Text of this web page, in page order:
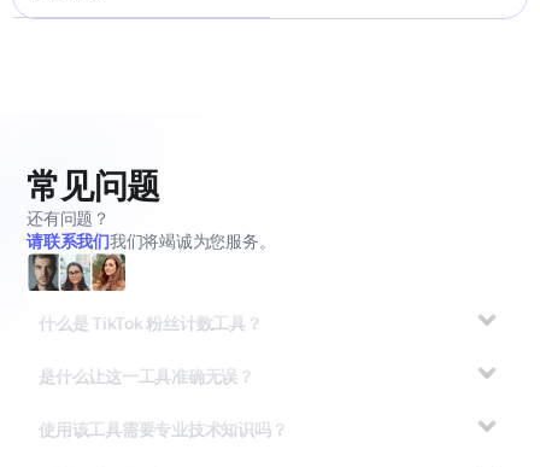
常见问题
还有问题？
请联系我们我们将竭诚为您服务。
什么是 TikTok 粉丝计数工具？
是什么让这一工具准确无误？
使用该工具需要专业技术知识吗？